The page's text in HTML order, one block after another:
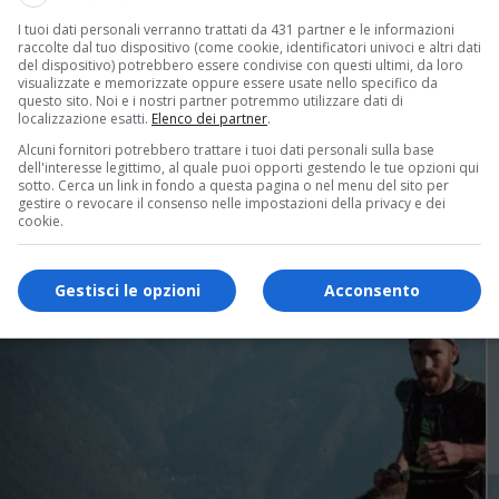
scorsa ha fatto il pieno di iscritti. Sono stati 230 i
anti Coronavirus: niente rifornimenti lungo il percorso,
seguito da Alessandro Ferrarotti e Francesco Nicola del
ad Agnese Valz Gen de La Vetta Running in 2h 47′ 03” e
I tuoi dati personali verranno trattati da 431 partner e le informazioni
raccolte dal tuo dispositivo (come cookie, identificatori univoci e altri dati
del dispositivo) potrebbero essere condivise con questi ultimi, da loro
visualizzate e memorizzate oppure essere usate nello specifico da
questo sito. Noi e i nostri partner potremmo utilizzare dati di
localizzazione esatti. Elenco dei partner.
Alcuni fornitori potrebbero trattare i tuoi dati personali sulla base
dell'interesse legittimo, al quale puoi opporti gestendo le tue opzioni qui
sotto. Cerca un link in fondo a questa pagina o nel menu del sito per
gestire o revocare il consenso nelle impostazioni della privacy e dei
cookie.
Acconsento
Gestisci le opzioni